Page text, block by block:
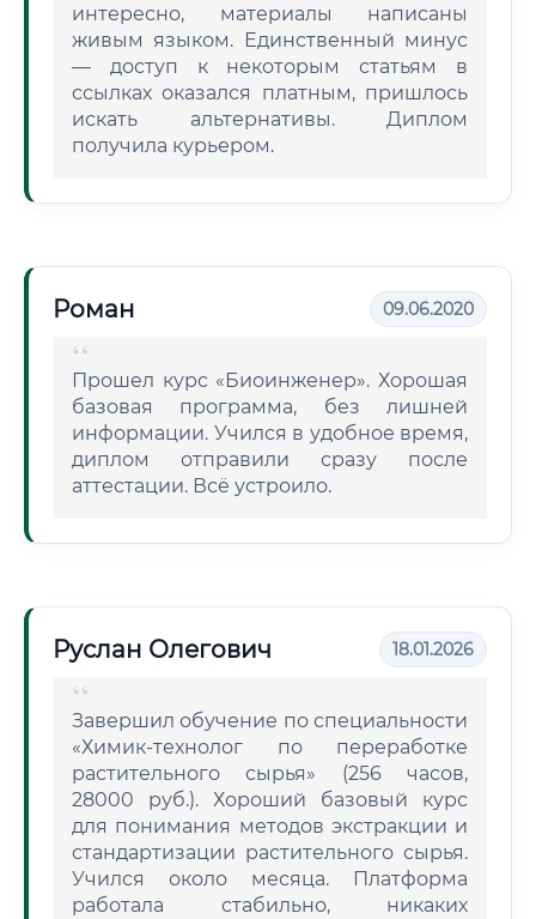
интересно, материалы написаны
живым языком. Единственный минус
— доступ к некоторым статьям в
ссылках оказался платным, пришлось
искать альтернативы. Диплом
получила курьером.
Роман 09.06.2020
Прошел курс «Биоинженер». Хорошая
базовая программа, без лишней
информации. Учился в удобное время,
диплом отправили сразу после
аттестации. Всё устроило.
Руслан Олегович 18.01.2026
Завершил обучение по специальности
«Химик-технолог по переработке
растительного сырья» (256 часов,
28000 руб.). Хороший базовый курс
для понимания методов экстракции и
стандартизации растительного сырья.
Учился около месяца. Платформа
работала стабильно, никаких